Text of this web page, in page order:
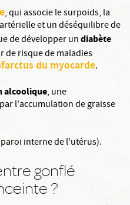
, qui associe le surpoids, la
et un déséquilibre de
de développer undiabète
de risque de maladies
du myocarde.
alcoolique, une
l'accumulation de graisse
interne de l'utérus).
gonflé
?